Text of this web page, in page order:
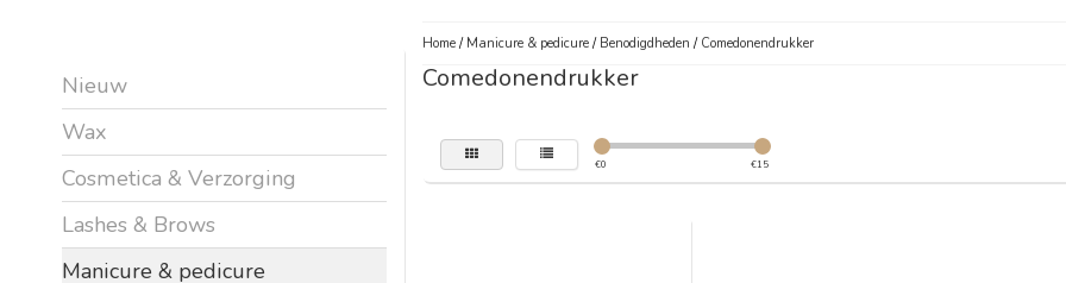
Nieuw
Wax
Cosmetica & Verzorging
Lashes & Brows
Manicure & pedicure
Home/ Manicure & pedicure/ Benodigdheden / Comedonendrukker
Comedonendrukker
€0 €15